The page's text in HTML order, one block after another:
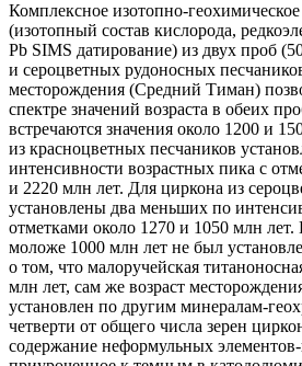
Комплексное изотопно-
(изотопный состав кислорода,
Pb SIMS датирование) из двух проб
и сероцветных рудоносных
месторождения (Средний Тиман)
спектре значений возраста в обеих
встречаются значения около 1200 и
из красноцветных песчаников
интенсивности возрастных пика с
и 2220 млн лет. Для циркона из
установлены два меньших по
отметками около 1270 и 1050 млн
моложе 1000 млн лет не был
о том, что малоручейская
млн лет, сам же возраст
установлен по другим минералам-
четверти от общего числа зерен
содержание неформульных